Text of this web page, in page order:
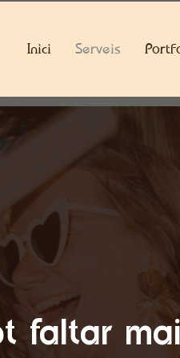
Inici Serveis
faltar